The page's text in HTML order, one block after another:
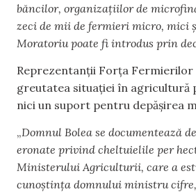
băncilor, organizațiilor de
zeci de mii de fermieri micro,
Moratoriu poate fi introdus prin
Reprezentanții Forța
greutatea situației în agricultură
nici un suport pentru depășirea
„Domnul Bolea se documentează
eronate privind cheltuielile per
Ministerului Agriculturii, care a
cunoștința domnului ministru